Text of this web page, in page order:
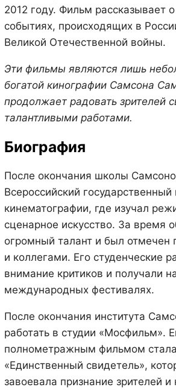
2012 году. Фильм рассказывает
событиях, происходящих в
Великой Отечественной войны.
Эти фильмы являются лишь
богатой кинографии Самсона
продолжает радовать зрителей
талантливыми работами.
Биография
После окончания школы
Всероссийский государственный
кинематографии, где изучал
сценарное искусство. За время
огромный талант и был отмечен
и коллегами. Его студенческие
внимание критиков и получали
международных фестивалях.
После окончания института
работать в студии «Мосфильм».
полнометражным фильмом
«Единственный свидетель»,
завоевала признание зрителей